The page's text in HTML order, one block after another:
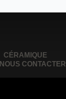
CÉRAMIQUE
NOUS CONTACTER